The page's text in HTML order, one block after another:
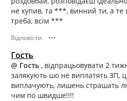
не купив, та ***, винний ти, а те
треба, всім ***
Відповісти •••
Гость
@ Гость, відпрацьовувати 2
залякують шо не виплатять ЗП,
виплачують, лишень страшать
чим по швидше!!!!